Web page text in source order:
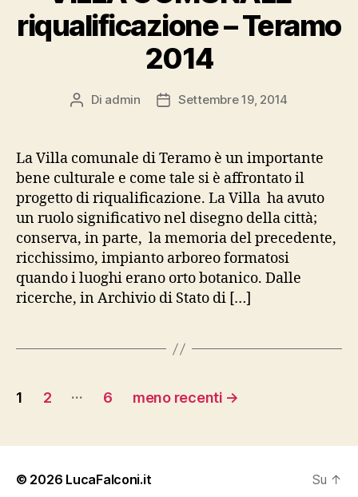
riqualificazione – Teramo
2014
Autore
Di admin
DataSettembre 19, 2014
La Villa comunale di Teramo è un importante
bene culturale e come tale si è affrontato il
progetto di riqualificazione. La Villa ha avuto
un ruolo significativo nel disegno della città;
conserva, in parte, la memoria del precedente,
ricchissimo, impianto arboreo formatosi
quando i luoghi erano orto botanico. Dalle
ricerche, in Archivio di Stato di […]
Paginazione
articoli
1 2 … 6 meno recenti →
© 2026 LucaFalconi.it Su ↑